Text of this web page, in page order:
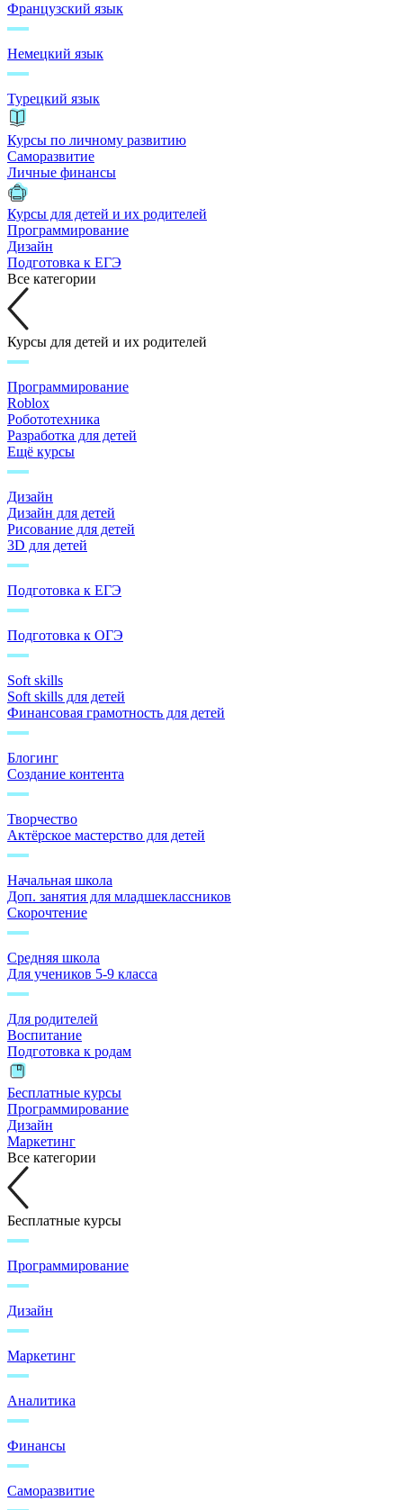
Французский язык
Немецкий язык
Турецкий язык
Курсы по личному развитию
Саморазвитие
Личные финансы
Курсы для детей и их родителей
Программирование
Дизайн
Подготовка к ЕГЭ
Все категории
Курсы для детей и их родителей
Программирование
Roblox
Робототехника
Разработка для детей
Ещё курсы
Дизайн
Дизайн для детей
Рисование для детей
3D для детей
Подготовка к ЕГЭ
Подготовка к ОГЭ
Soft skills
Soft skills для детей
Финансовая грамотность для детей
Блогинг
Создание контента
Творчество
Актёрское мастерство для детей
Начальная школа
Доп. занятия для младшеклассников
Скорочтение
Средняя школа
Для учеников 5-9 класса
Для родителей
Воспитание
Подготовка к родам
Бесплатные курсы
Программирование
Дизайн
Маркетинг
Все категории
Бесплатные курсы
Программирование
Дизайн
Маркетинг
Аналитика
Финансы
Саморазвитие